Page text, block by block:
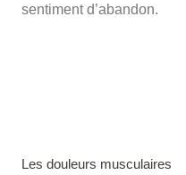
sentiment d’abandon.
Les douleurs musculaires